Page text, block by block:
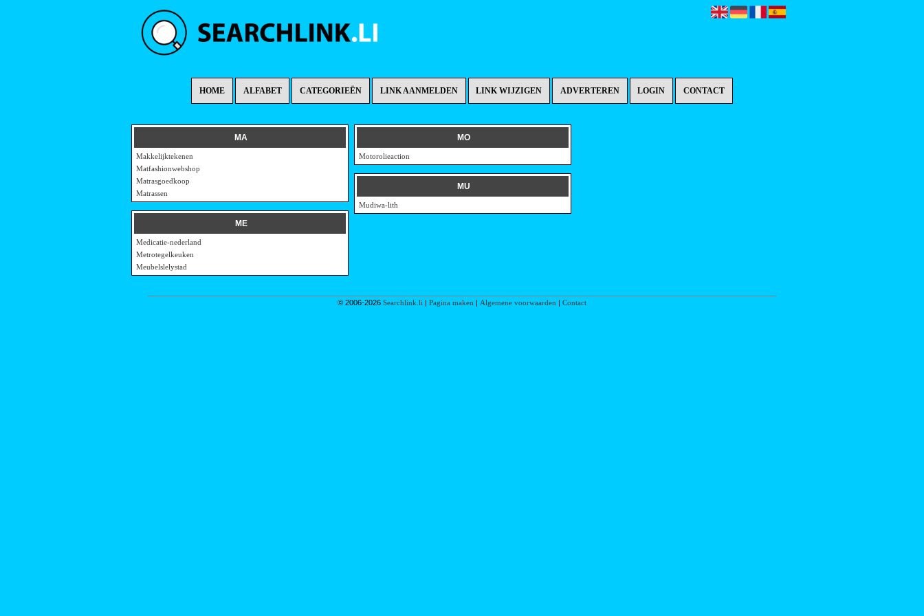
HOME ALFABET CATEGORIEËN LINK AANMELDEN LINK WIJZIGEN ADVERTEREN LOGIN CONTACT
MA
Makkelijktekenen
Matfashionwebshop
Matrasgoedkoop
Matrassen
ME
Medicatie-nederland
Metrotegelkeuken
Meubelslelystad
MO
Motorolieaction
MU
Mudiwa-lith
© 2006-2026 Searchlink.li | Pagina maken | Algemene voorwaarden | Contact